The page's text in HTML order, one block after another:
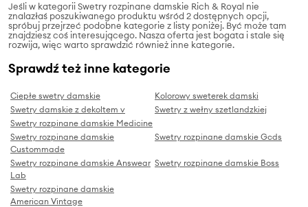
Jeśli w kategorii Swetry rozpinane damskie Rich & Royal nie
znalazłaś poszukiwanego produktu wśród 2 dostępnych opcji,
spróbuj przejrzeć podobne kategorie z listy poniżej. Być może tam
znajdziesz coś interesującego. Nasza oferta jest bogata i stale się
rozwija, więc warto sprawdzić również inne kategorie.
Sprawdź też inne kategorie
Ciepłe swetry damskie
Kolorowy sweterek damski
Swetry damskie z dekoltem v
Swetry z wełny szetlandzkiej
Swetry rozpinane damskie Medicine
Swetry rozpinane damskie
Custommade
Swetry rozpinane damskie Gcds
Swetry rozpinane damskie Answear
Lab
Swetry rozpinane damskie Boss
Swetry rozpinane damskie
American Vintage